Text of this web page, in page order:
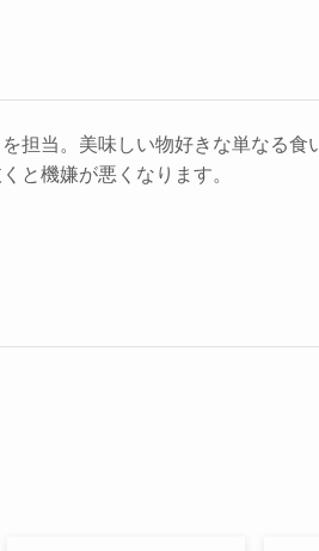
担当。美味しい物好きな単なる食
と機嫌が悪くなります。